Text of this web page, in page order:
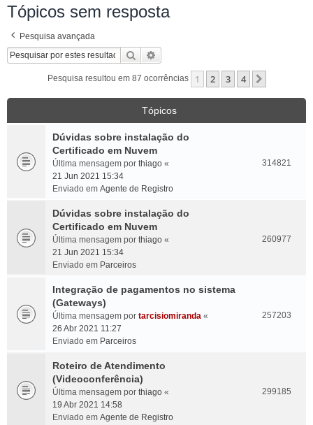
Tópicos sem resposta
Pesquisa avançada
Pesquisar
Pesquisa resultou em 87 ocorrências 1 2 3 4
Tópicos
Dúvidas sobre instalação do
Certificado em Nuvem
Última mensagem por thiago «
21 Jun 2021 15:34
Enviado em Agente de Registro
314821
Dúvidas sobre instalação do
Certificado em Nuvem
Última mensagem por thiago «
21 Jun 2021 15:34
Enviado em Parceiros
260977
Integração de pagamentos no sistema
(Gateways)
Última mensagem por tarcisiomiranda «
26 Abr 2021 11:27
Enviado em Parceiros
257203
Roteiro de Atendimento
(Videoconferência)
Última mensagem por thiago «
19 Abr 2021 14:58
Enviado em Agente de Registro
299185